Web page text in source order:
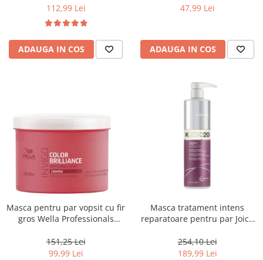
112,99 Lei
ADAUGA IN COS
47,99 Lei
ADAUGA IN COS
Masca pentru par vopsit cu fir
gros Wella Professionals
151,25 Lei
99,99 Lei
Masca tratament intens
reparatoare pentru par Joico
Mask, 500 ml
254,10 Lei
189,99 Lei